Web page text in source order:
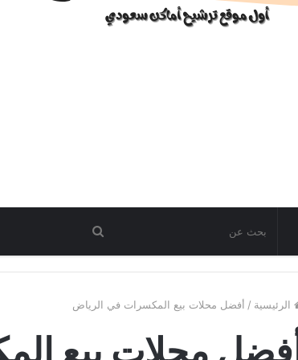
الرئيسية / أفضل محلات بيع المكسرات في الرياض
أفضل محلات بيع